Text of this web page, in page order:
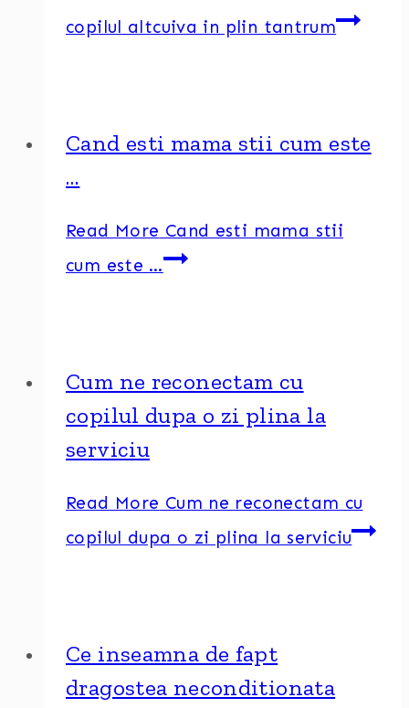
copilul altcuiva in plin tantrum
Cand esti mama stii cum este
…
Read More Cand esti mama stii
cum este …
Cum ne reconectam cu
copilul dupa o zi plina la
serviciu
Read More Cum ne reconectam cu
copilul dupa o zi plina la serviciu
Ce inseamna de fapt
dragostea neconditionata